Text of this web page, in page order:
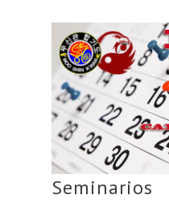
Seminarios